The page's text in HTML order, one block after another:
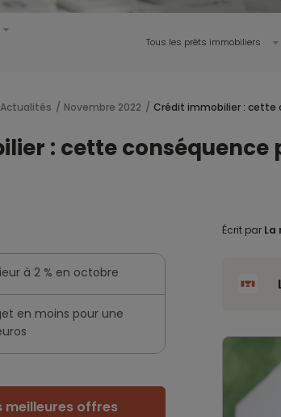
Tous les prêts immobiliers
Actualités Novembre 2022 Crédit immobilier : cette
: cette conséquence
à 2 % en octobre
en moins pour une
meilleures offres
Écrit par La